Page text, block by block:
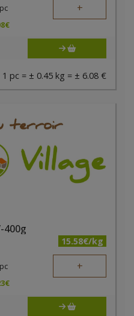
pc +
€
1 pc = ± 0.45 kg = ± 6.08 €
400g
15.58€/kg
pc +
€